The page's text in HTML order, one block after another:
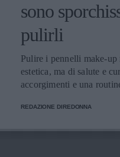
sono
pulirli
Pulire i pennelli make-up
estetica, ma di salute e
accorgimenti e una
più sana e prolungare la
REDAZIONE DIREDONNA